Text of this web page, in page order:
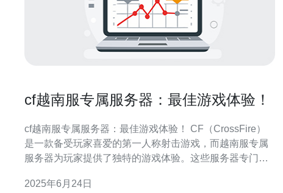
cf越南服专属服务器：最佳游戏体验！
cf越南服专属服务器：最佳游戏体验！ CF（CrossFire）
是一款备受玩家喜爱的第一人称射击游戏，而越南服专属
服务器为玩家提供了独特的游戏体验。这些服务器专门针
戏环境，让玩家能够尽情享受游戏乐趣。 越南服专属服务
2025年6月24日